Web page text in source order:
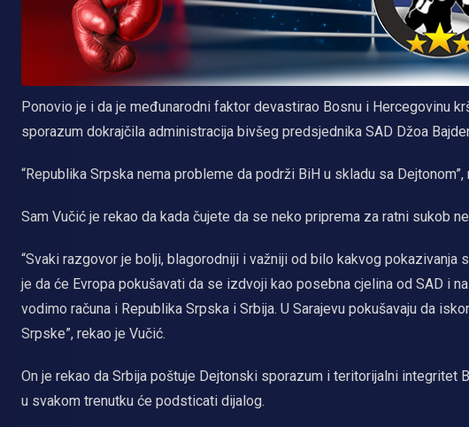
Ponovio je i da je međunarodni faktor devastirao Bosnu i Hercegovinu
sporazum dokrajčila administracija bivšeg predsjednika SAD Džoa
“Republika Srpska nema probleme da podrži BiH u skladu sa Dejtonom”,
Sam Vučić je rekao da kada čujete da se neko priprema za ratni sukob
“Svaki razgovor je bolji, blagorodniji i važniji od bilo kakvog
je da će Evropa pokušavati da se izdvoji kao posebna cjelina od SAD i
vodimo računa i Republika Srpska i Srbija. U Sarajevu pokušavaju da
Srpske”, rekao je Vučić.
On je rekao da Srbija poštuje Dejtonski sporazum i teritorijalni
u svakom trenutku će podsticati dijalog.